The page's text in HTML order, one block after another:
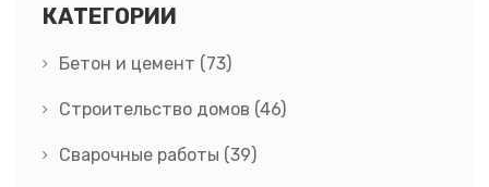
КАТЕГОРИИ
Бетон и цемент (73)
Строительство домов (46)
Сварочные работы (39)